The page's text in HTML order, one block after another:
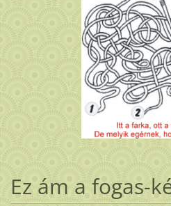
Ez ám a fogas-